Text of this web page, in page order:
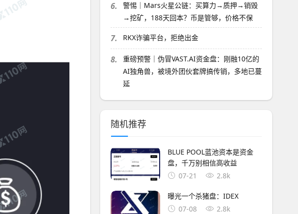
6.
警惕｜Mars火星公链：买算力→质押→销毁
→挖矿，188天回本？币是管够，价格不保
7. RKX诈骗平台，拒绝出金
8.
重磅预警｜伪冒VAST.AI资金盘：刚融10亿的
AI独角兽，被境外团伙套牌搞传销，多地已蔓
延
随机推荐
BLUE POOL蓝池资本是资金
盘，千万别相信高收益
07-21
2.8k
曝光一个杀猪盘：IDEX
07-08
2.8k